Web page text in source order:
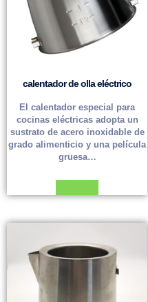
calentador de olla eléctrico
El calentador especial para
cocinas eléctricas adopta un
sustrato de acero inoxidable de
grado alimenticio y una película
gruesa…